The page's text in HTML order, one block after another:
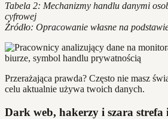
Tabela 2: Mechanizmy handlu danymi
cyfrowej
Źródło: Opracowanie własne na
Przerażająca prawda? Często nie masz
celu aktualnie używa twoich danych.
Dark web, hakerzy i szara